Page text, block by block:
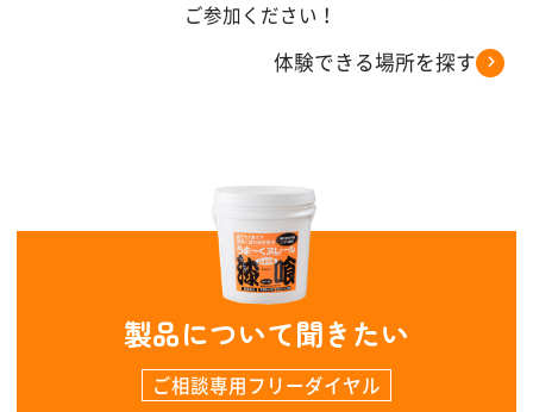
ご参加ください！
体験できる場所を探す
製品について聞きたい
ご相談専用フリーダイヤル